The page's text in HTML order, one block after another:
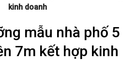
kinh doanh
mẫu nhà phố 5
7m kết hợp kinh